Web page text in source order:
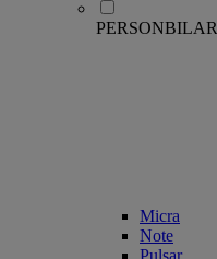
PERSONBILAR
Micra
Note
Pulsar